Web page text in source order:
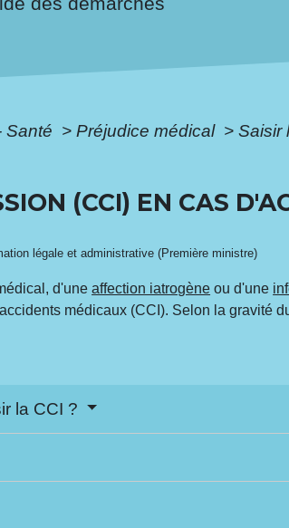
Santé > Préjudice médical > Saisir
(CCI) EN CAS
légale et administrative (Première ministre)
d'uneaffection iatrogène ou d'une
médicaux (CCI). Selon la gravité
la CCI ?